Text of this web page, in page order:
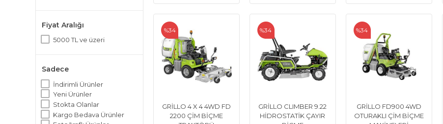
Fiyat Aralığı
5000 TL ve üzeri
Sadece
İndirimli Ürünler
Yeni Ürünler
Stokta Olanlar
Kargo Bedava Ürünler
GRİLLO 4 X 4 4WD FD
2200 ÇİM BİÇME
%34
GRİLLO CLIMBER 9.22
HİDROSTATİK ÇAYIR
%34
GRİLLO FD900 4WD
OTURAKLI ÇİM BİÇME
%34